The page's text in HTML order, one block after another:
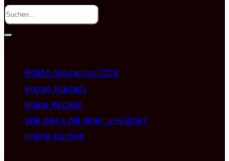
BORA Neuheiten 2026
Erdige Küchen
Blaue Küchen
Wie wär’s mit einer U-Küche?
Kleine Küchen